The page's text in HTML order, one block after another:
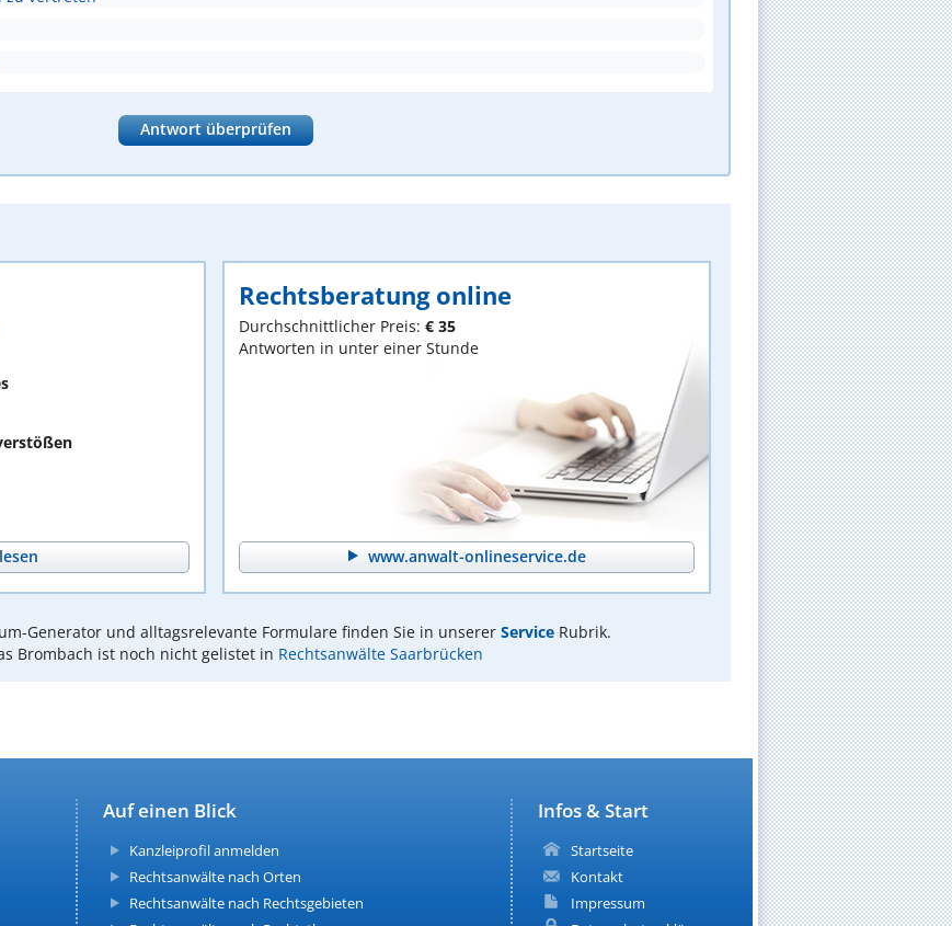
Antwort überprüfen
Rechtsberatung online
Durchschnittlicher Preis: € 35
Antworten in unter einer Stunde
www.anwalt-onlineservice.de
Generator und alltagsrelevante Formulare finden Sie in unserer ServiceRubrik.
Brombach ist noch nicht gelistet in Rechtsanwälte Saarbrücken
Infos & Start
Startseite
Kontakt
Impressum
Auf einen Blick
Kanzleiprofil anmelden
Rechtsanwälte nach Orten
Rechtsanwälte nach Rechtsgebieten